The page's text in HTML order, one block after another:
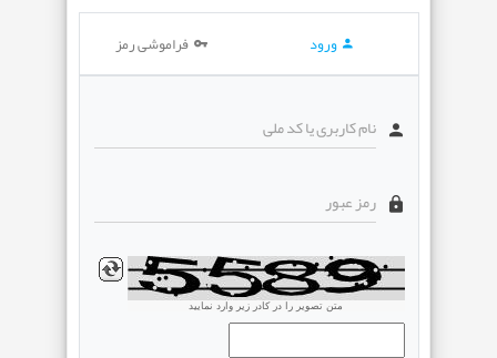
ورود فراموشی رمز
نام کاربری یا کد ملی
رمز عبور
متن تصویر را در کادر زیر وارد نمایید